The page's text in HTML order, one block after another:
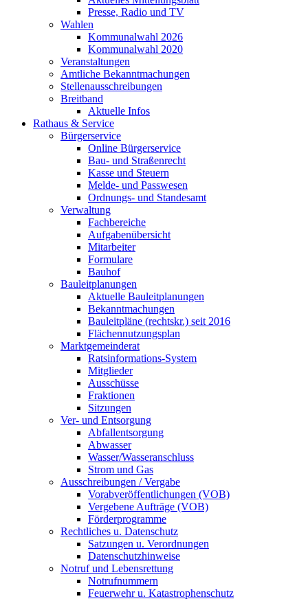
Presse, Radio und TV
Wahlen
Kommunalwahl 2026
Kommunalwahl 2020
Veranstaltungen
Amtliche Bekanntmachungen
Stellenausschreibungen
Breitband
Aktuelle Infos
Rathaus & Service
Bürgerservice
Online Bürgerservice
Bau- und Straßenrecht
Kasse und Steuern
Melde- und Passwesen
Ordnungs- und Standesamt
Verwaltung
Fachbereiche
Aufgabenübersicht
Mitarbeiter
Formulare
Bauhof
Bauleitplanungen
Aktuelle Bauleitplanungen
Bekanntmachungen
Bauleitpläne (rechtskr.) seit 2016
Flächennutzungsplan
Marktgemeinderat
Ratsinformations-System
Mitglieder
Ausschüsse
Fraktionen
Sitzungen
Ver- und Entsorgung
Abfallentsorgung
Abwasser
Wasser/Wasseranschluss
Strom und Gas
Ausschreibungen / Vergabe
Vorabveröffentlichungen (VOB)
Vergebene Aufträge (VOB)
Förderprogramme
Rechtliches u. Datenschutz
Satzungen u. Verordnungen
Datenschutzhinweise
Notruf und Lebensrettung
Notrufnummern
Feuerwehr u. Katastrophenschutz